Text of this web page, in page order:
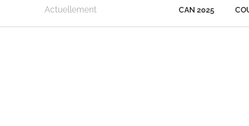
de la CAF
Actuellement CAN 2025